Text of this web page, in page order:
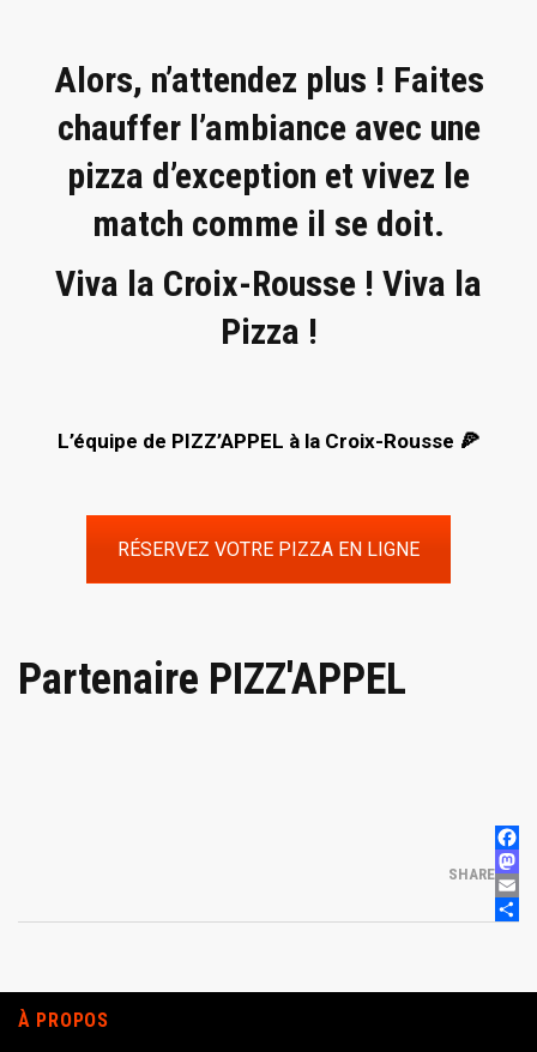
Alors, n’attendez plus ! Faites
chauffer l’ambiance avec une
pizza d’exception et vivez le
match comme il se doit.
Viva la Croix-Rousse ! Viva la
Pizza !
L’équipe de PIZZ’APPEL à la Croix-Rousse 🍕
RÉSERVEZ VOTRE PIZZA EN LIGNE
Partenaire PIZZ'APPEL
SHARE
À PROPOS